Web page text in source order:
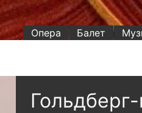
Опера Балет